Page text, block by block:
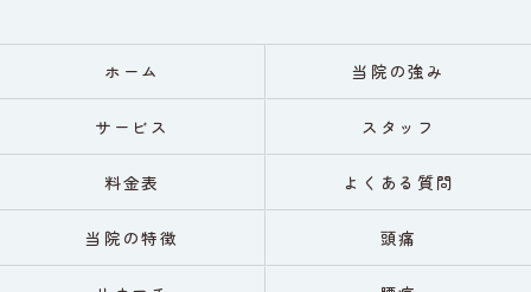
ホーム 当院の強み
サービス スタッフ
料金表 よくある質問
当院の特徴 頭痛